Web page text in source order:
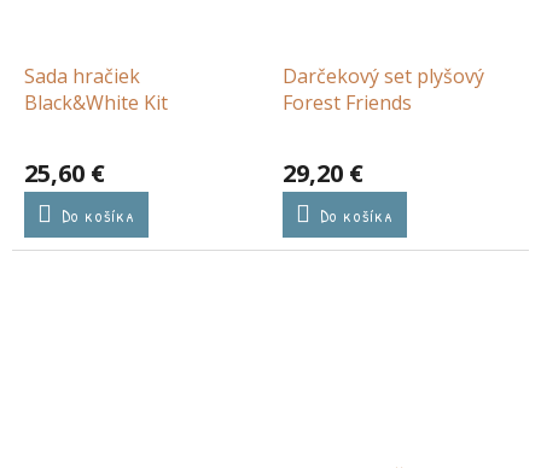
Sada hračiek
Black&White Kit
25,60 €
Do košíka
Darčekový set plyšový
Forest Friends
29,20 €
Do košíka